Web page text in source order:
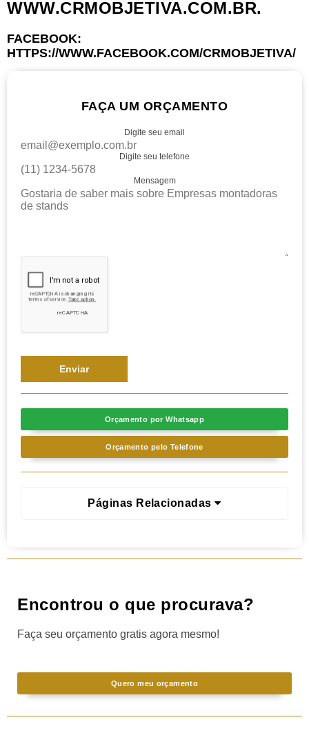
WWW.CRMOBJETIVA.COM.BR.
FACEBOOK:
HTTPS://WWW.FACEBOOK.COM/CRMOBJETIVA/
FAÇA UM ORÇAMENTO
Digite seu email
Digite seu telefone
Mensagem
Orçamento por Whatsapp
Orçamento pelo Telefone
Páginas Relacionadas
Encontrou o que procurava?
Faça seu orçamento gratis agora mesmo!
Quero meu orçamento